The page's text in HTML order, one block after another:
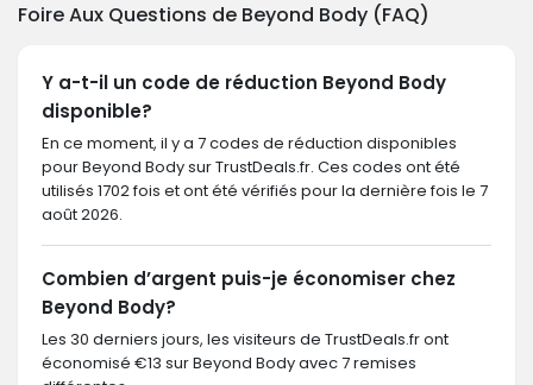
Foire Aux Questions de Beyond Body (FAQ)
Y a-t-il un code de réduction Beyond Body
disponible?
En ce moment, il y a 7 codes de réduction disponibles
pour Beyond Body sur TrustDeals.fr. Ces codes ont été
utilisés 1702 fois et ont été vérifiés pour la dernière fois le 7
août 2026.
Combien d’argent puis-je économiser chez
Beyond Body?
Les 30 derniers jours, les visiteurs de TrustDeals.fr ont
économisé €13 sur Beyond Body avec 7 remises